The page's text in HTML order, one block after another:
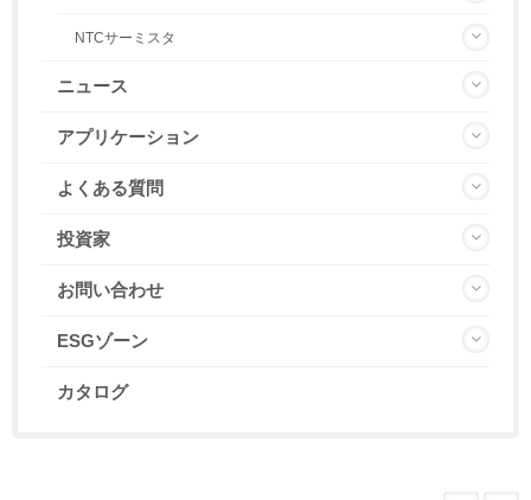
NTCサーミスタ
ニュース
アプリケーション
よくある質問
投資家
お問い合わせ
ESGゾーン
カタログ